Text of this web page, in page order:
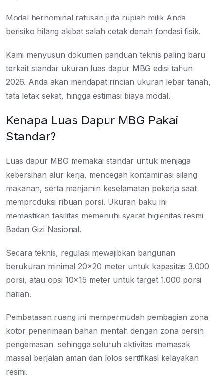
Modal bernominal ratusan juta rupiah milik Anda
berisiko hilang akibat salah cetak denah fondasi fisik.
Kami menyusun dokumen panduan teknis paling baru
terkait standar ukuran luas dapur MBG edisi tahun
2026. Anda akan mendapat rincian ukuran lebar tanah,
tata letak sekat, hingga estimasi biaya modal.
Kenapa Luas Dapur MBG Pakai
Standar?
Luas dapur MBG memakai standar untuk menjaga
kebersihan alur kerja, mencegah kontaminasi silang
makanan, serta menjamin keselamatan pekerja saat
memproduksi ribuan porsi. Ukuran baku ini
memastikan fasilitas memenuhi syarat higienitas resmi
Badan Gizi Nasional.
Secara teknis, regulasi mewajibkan bangunan
berukuran minimal 20×20 meter untuk kapasitas 3.000
porsi, atau opsi 10×15 meter untuk target 1.000 porsi
harian.
Pembatasan ruang ini mempermudah pembagian zona
kotor penerimaan bahan mentah dengan zona bersih
pengemasan, sehingga seluruh aktivitas memasak
massal berjalan aman dan lolos sertifikasi kelayakan
resmi.